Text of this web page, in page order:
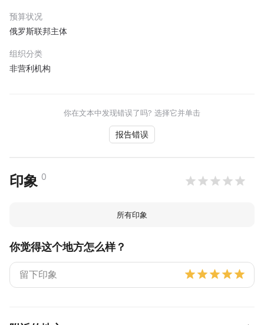
预算状况
俄罗斯联邦主体
组织分类
非营利机构
你在文本中发现错误了吗? 选择它并单击
报告错误
印象 0
所有印象
你觉得这个地方怎么样？